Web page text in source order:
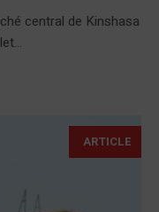
central de Kinshasa
ARTICLE